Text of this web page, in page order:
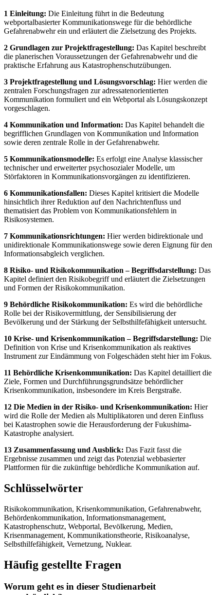
1 Einleitung: Die Einleitung führt in die Bedeutung
webportalbasierter Kommunikationswege für die behördliche
Gefahrenabwehr ein und erläutert die Zielsetzung des Projekts.
2 Grundlagen zur Projektfragestellung: Das Kapitel beschreibt
die planerischen Voraussetzungen der Gefahrenabwehr und die
praktische Erfahrung aus Katastrophenschutzübungen.
3 Projektfragestellung und Lösungsvorschlag: Hier werden die
zentralen Forschungsfragen zur adressatenorientierten
Kommunikation formuliert und ein Webportal als Lösungskonzept
vorgeschlagen.
4 Kommunikation und Information: Das Kapitel behandelt die
begrifflichen Grundlagen von Kommunikation und Information
sowie deren zentrale Rolle in der Gefahrenabwehr.
5 Kommunikationsmodelle: Es erfolgt eine Analyse klassischer
technischer und erweiterter psychosozialer Modelle, um
Störfaktoren in Kommunikationsvorgängen zu identifizieren.
6 Kommunikationsfallen: Dieses Kapitel kritisiert die Modelle
hinsichtlich ihrer Reduktion auf den Nachrichtenfluss und
thematisiert das Problem von Kommunikationsfehlern in
Risikosystemen.
7 Kommunikationsrichtungen: Hier werden bidirektionale und
unidirektionale Kommunikationswege sowie deren Eignung für den
Informationsabgleich verglichen.
8 Risiko- und Risikokommunikation – Begriffsdarstellung: Das
Kapitel definiert den Risikobegriff und erläutert die Zielsetzungen
und Formen der Risikokommunikation.
9 Behördliche Risikokommunikation: Es wird die behördliche
Rolle bei der Risikovermittlung, der Sensibilisierung der
Bevölkerung und der Stärkung der Selbsthilfefähigkeit untersucht.
10 Krise- und Krisenkommunikation – Begriffsdarstellung: Die
Definition von Krise und Krisenkommunikation als reaktives
Instrument zur Eindämmung von Folgeschäden steht hier im Fokus.
11 Behördliche Krisenkommunikation: Das Kapitel detailliert die
Ziele, Formen und Durchführungsgrundsätze behördlicher
Krisenkommunikation, insbesondere im Kreis Bergstraße.
12 Die Medien in der Risiko- und Krisenkommunikation: Hier
wird die Rolle der Medien als Multiplikatoren und deren Einfluss
bei Katastrophen sowie die Herausforderung der Fukushima-
Katastrophe analysiert.
13 Zusammenfassung und Ausblick: Das Fazit fasst die
Ergebnisse zusammen und zeigt das Potenzial webbasierter
Plattformen für die zukünftige behördliche Kommunikation auf.
Schlüsselwörter
Risikokommunikation, Krisenkommunikation, Gefahrenabwehr,
Behördenkommunikation, Informationsmanagement,
Katastrophenschutz, Webportal, Bevölkerung, Medien,
Krisenmanagement, Kommunikationstheorie, Risikoanalyse,
Selbsthilfefähigkeit, Vernetzung, Nuklear.
Häufig gestellte Fragen
Worum geht es in dieser Studienarbeit